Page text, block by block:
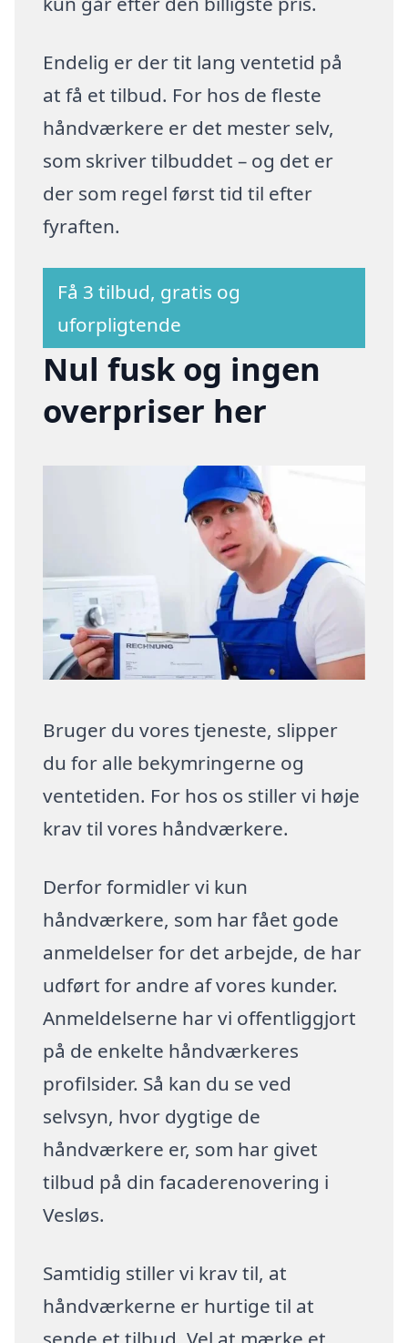
Endelig er der tit lang ventetid på
at få et tilbud. For hos de fleste
håndværkere er det mester selv,
som skriver tilbuddet – og det er
der som regel først tid til efter
fyraften.
Få 3 tilbud, gratis og
uforpligtende
Nul fusk og ingen
overpriser her
Bruger du vores tjeneste, slipper
du for alle bekymringerne og
ventetiden. For hos os stiller vi høje
krav til vores håndværkere.
Derfor formidler vi kun
håndværkere, som har fået gode
anmeldelser for det arbejde, de har
udført for andre af vores kunder.
Anmeldelserne har vi offentliggjort
på de enkelte håndværkeres
profilsider. Så kan du se ved
selvsyn, hvor dygtige de
håndværkere er, som har givet
tilbud på din facaderenovering i
Vesløs.
Samtidig stiller vi krav til, at
håndværkerne er hurtige til at